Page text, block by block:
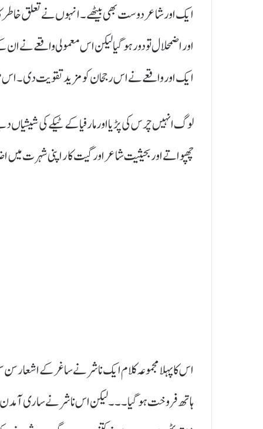
ایک اور شاعر دوست بھی بیٹھے۔ انہوں نے تعلق خاطر کا
اور اضمحلال تو دور ہو گیا لیکن اس معمولی واقعے نے
ایک اور واقعے نے اس رجحان کو مزید تقویت دی۔
لوگ انہیں چرس کی پڑیا اور مارفیا کے ٹیکے کی
چھپواتے اور بحیثیت شاعر اور گیت کار اپنی شہرت
اس کا پہلا مجموعہ کلام ایک ناشر نے ساغر کے اشعار
ہاتھ فروخت ہو گیا۔۔۔لیکن اس ناشر نے ساری آمدن